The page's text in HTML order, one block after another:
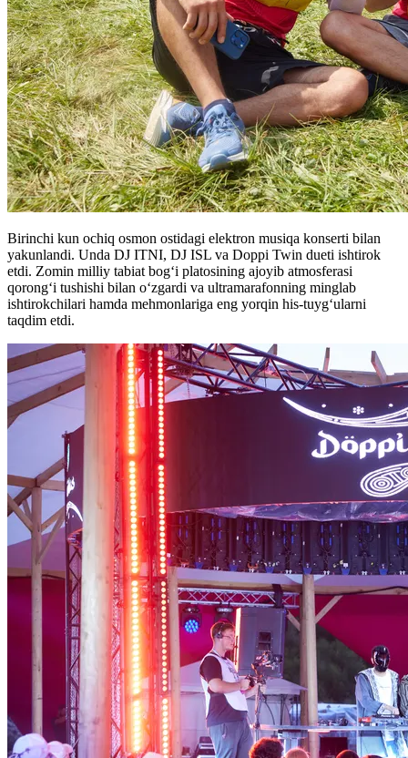
Birinchi kun ochiq osmon ostidagi elektron musiqa konserti bilan
yakunlandi. Unda DJ ITNI, DJ ISL va Doppi Twin dueti ishtirok
etdi. Zomin milliy tabiat bog‘i platosining ajoyib atmosferasi
qorong‘i tushishi bilan o‘zgardi va ultramarafonning minglab
ishtirokchilari hamda mehmonlariga eng yorqin his-tuyg‘ularni
taqdim etdi.